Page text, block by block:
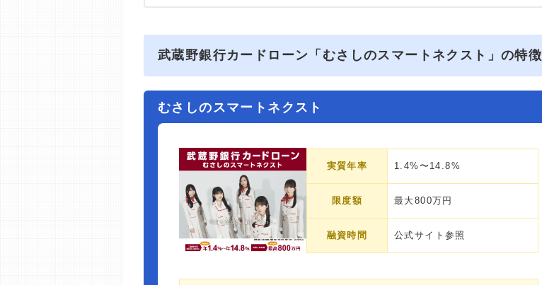
武蔵野銀行カードローン「むさしのスマートネクスト」の特徴
むさしのスマートネクスト
実質年率 1.4%〜14.8%
限度額 最大800万円
融資時間 公式サイト参照